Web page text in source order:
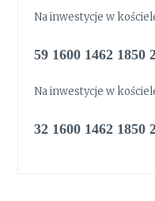
Na inwestycje w
59 1600 1462 1850
Na inwestycje w
32 1600 1462 1850